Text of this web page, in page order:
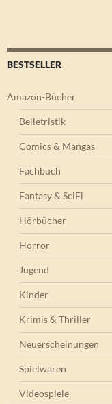
BESTSELLER
Amazon-Bücher
Belletristik
Comics & Mangas
Fachbuch
Fantasy & SciFi
Hörbücher
Horror
Jugend
Kinder
Krimis & Thriller
Neuerscheinungen
Spielwaren
Videospiele